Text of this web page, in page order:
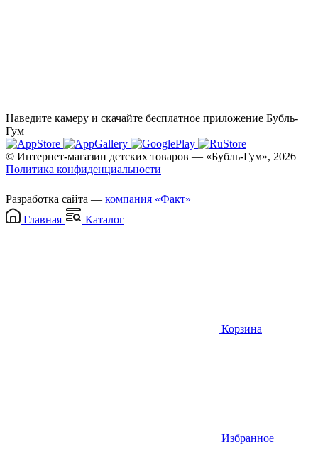
Наведите камеру и скачайте бесплатное приложение Бубль-
Гум
© Интернет-магазин детских товаров — «Бубль-Гум», 2026
Политика конфиденциальности
Разработка сайта — компания «Факт»
Главная
Каталог
Корзина
Избранное